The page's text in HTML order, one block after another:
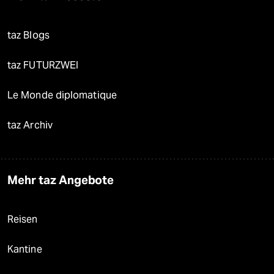
taz Blogs
taz FUTURZWEI
Le Monde diplomatique
taz Archiv
Mehr taz Angebote
Reisen
Kantine